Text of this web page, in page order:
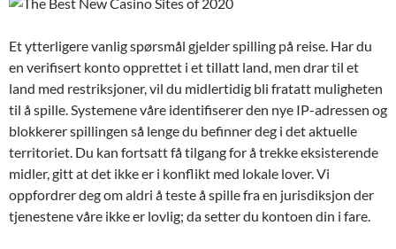
Et ytterligere vanlig spørsmål gjelder spilling på reise. Har du
en verifisert konto opprettet i et tillatt land, men drar til et
land med restriksjoner, vil du midlertidig bli fratatt muligheten
til å spille. Systemene våre identifiserer den nye IP-adressen og
blokkerer spillingen så lenge du befinner deg i det aktuelle
territoriet. Du kan fortsatt få tilgang for å trekke eksisterende
midler, gitt at det ikke er i konflikt med lokale lover. Vi
oppfordrer deg om aldri å teste å spille fra en jurisdiksjon der
tjenestene våre ikke er lovlig; da setter du kontoen din i fare.